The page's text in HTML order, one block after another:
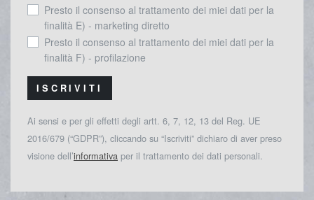
Presto il consenso al trattamento dei miei dati per la
finalità E) - marketing diretto
Presto il consenso al trattamento dei miei dati per la
finalità F) - profilazione
ISCRIVITI
Ai sensi e per gli effetti degli artt. 6, 7, 12, 13 del Reg. UE
2016/679 (“GDPR”), cliccando su “Iscriviti” dichiaro di aver preso
visione dell’informativa per il trattamento dei dati personali.